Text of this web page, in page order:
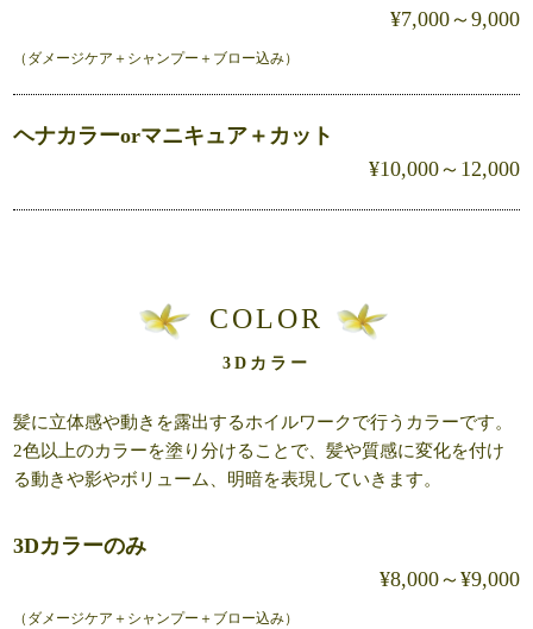
¥7,000～9,000
（ダメージケア＋シャンプー＋ブロー込み）
ヘナカラーorマニキュア＋カット
¥10,000～12,000
COLOR
3Dカラー
髪に立体感や動きを露出するホイルワークで行うカラーです。
2色以上のカラーを塗り分けることで、髪や質感に変化を付け
る動きや影やボリューム、明暗を表現していきます。
3Dカラーのみ
¥8,000～¥9,000
（ダメージケア＋シャンプー＋ブロー込み）